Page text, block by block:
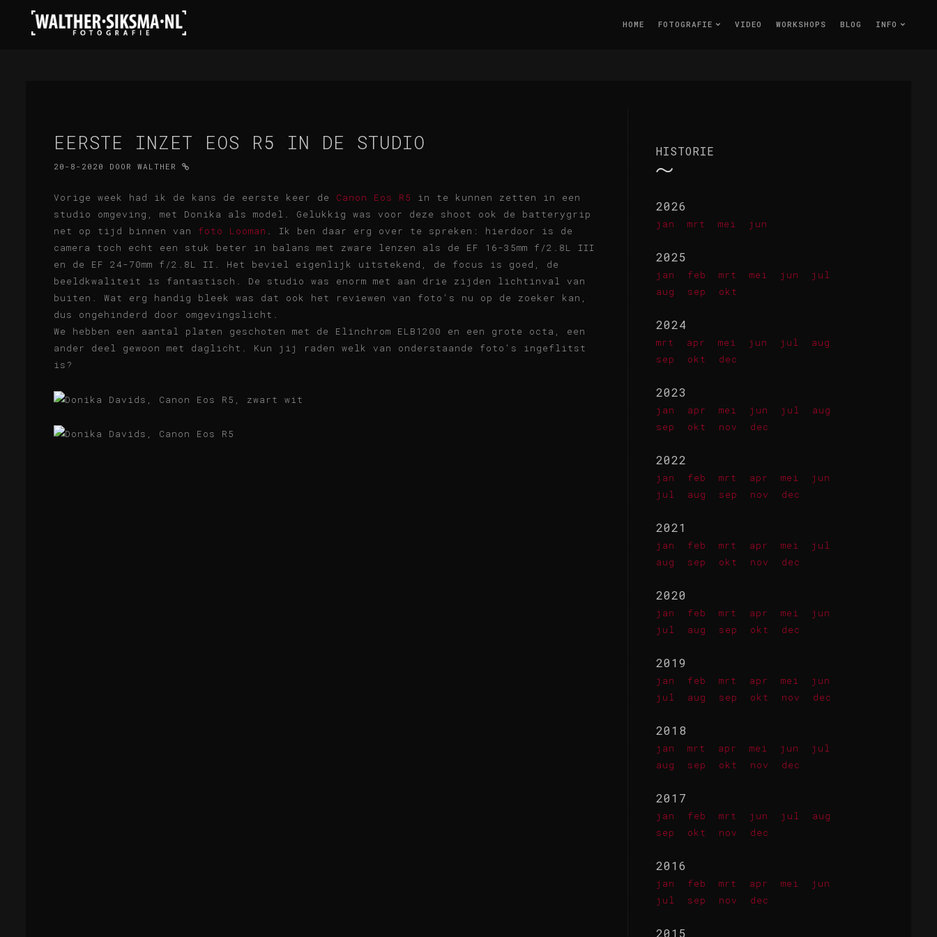
HOME FOTOGRAFIE VIDEO WORKSHOPS BLOG INFO
EERSTE INZET EOS R5 IN DE STUDIO
20-8-2020 DOOR WALTHER
Vorige week had ik de kans de eerste keer de Canon Eos R5
in te kunnen zetten in een
studio omgeving, met Donika als model. Gelukkig was voor deze shoot ook de batterygrip
net op tijd binnen van foto Looman . Ik ben daar erg over te spreken: hierdoor is de
camera toch echt een stuk beter in balans met zware lenzen als de EF 16-35mm f/2.8L III
en de EF 24-70mm f/2.8L II. Het beviel eigenlijk uitstekend, de focus is goed, de
beeldkwaliteit is fantastisch. De studio was enorm met aan drie zijden lichtinval van
buiten. Wat erg handig bleek was dat ook het reviewen van foto's nu op de zoeker kan,
dus ongehinderd door omgevingslicht.
We hebben een aantal platen geschoten met de Elinchrom ELB1200 en een grote octa, een
ander deel gewoon met daglicht. Kun jij raden welk van onderstaande foto's ingeflitst
is?
HISTORIE
2026
jan mrt mei jun
2025
jan feb mrt mei jun
jul
aug
sep okt
2024
mrt apr mei jun jul
aug
sep
okt dec
2023
jan apr mei jun jul
aug
sep
okt nov dec
2022
jan feb mrt apr mei
jun
jul
aug sep nov dec
2021
jan feb mrt apr mei
jul
aug
sep okt nov dec
2020
jan feb mrt apr mei
jun
jul
aug sep okt dec
2019
jan feb mrt apr mei
jun
jul
aug sep okt nov dec
2018
jan mrt apr mei jun
jul
aug
sep okt nov dec
2017
jan feb mrt jun jul
aug
sep
okt nov dec
2016
jan feb mrt apr mei
jun
jul
sep nov dec
2015